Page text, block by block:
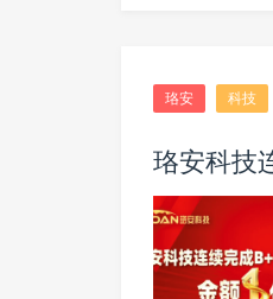
珞安 科技
珞安科技